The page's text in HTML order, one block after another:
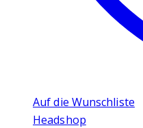
Auf die Wunschliste
Headshop